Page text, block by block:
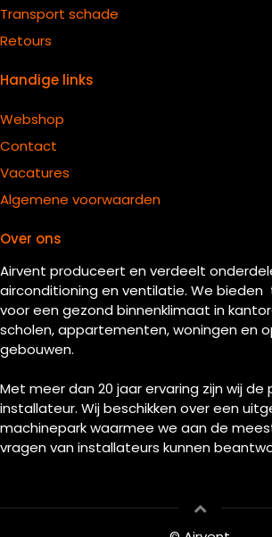
Transport schade
Retours
Handige links
Webshop
Contact
Vacatures
Algemene voorwaarden
Over ons
Airvent produceert en verdeelt
airconditioning en ventilatie. We
voor een gezond binnenklimaat in
scholen, appartementen, woningen en
gebouwen.
Met meer dan 20 jaar ervaring zijn wij de
installateur. Wij beschikken over een
machinepark waarmee we aan de
vragen van installateurs kunnen